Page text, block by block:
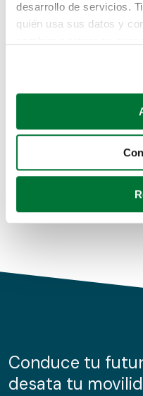
desarrollo de servicios.
quién usa sus datos y
Si lo permite, también
Recopilar
Identificar su
para buscar
Obtenga más
de cookies.
información sobre el uso
nuestros partners de
Pero puedes
buscando en alguno
Coches de segunda
Coches de km0
Conduce tu
desata tu